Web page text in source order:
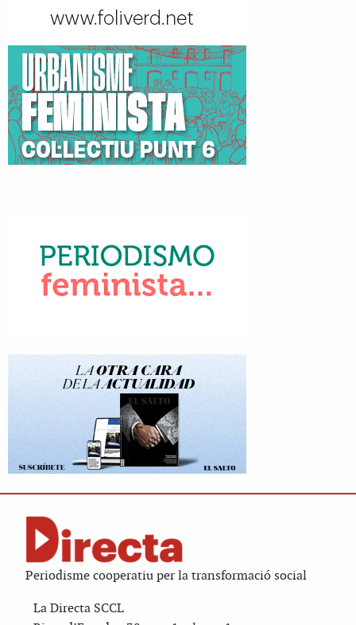
Periodisme cooperatiu per la transformació social
La Directa SCCL